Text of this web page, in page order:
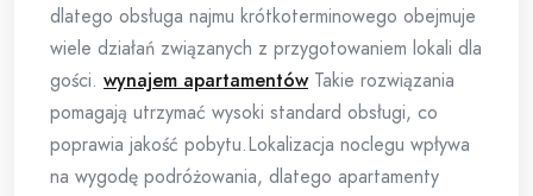
dlatego obsługa najmu krótkoterminowego obejmuje
wiele działań związanych z przygotowaniem lokali dla
gości. wynajem apartamentówTakie rozwiązania
pomagają utrzymać wysoki standard obsługi, co
poprawia jakość pobytu.Lokalizacja noclegu wpływa
na wygodę podróżowania, dlatego apartamenty